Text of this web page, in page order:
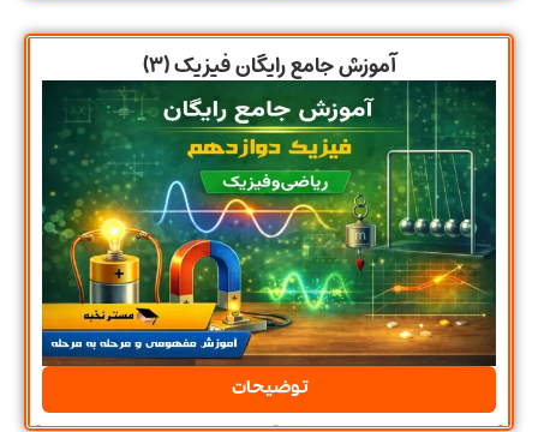
آموزش جامع رایگان فیزیک (۳)
توضیحات